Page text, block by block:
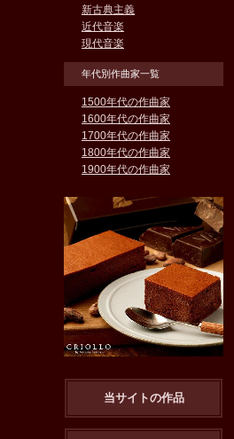
新古典主義
近代音楽
現代音楽
年代別作曲家一覧
1500年代の作曲家
1600年代の作曲家
1700年代の作曲家
1800年代の作曲家
1900年代の作曲家
当サイトの作品